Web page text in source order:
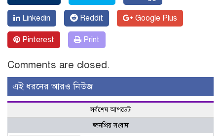
Linkedin Reddit Google Plus
Pinterest Print
Comments are closed.
এই ধরনের আরও নিউজ
সর্বশেষ আপডেট
জনপ্রিয় সংবাদ